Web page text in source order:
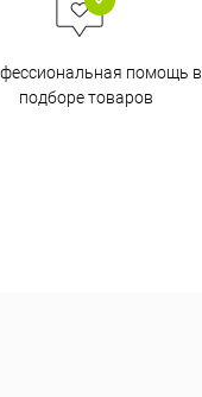
помощь в
подборе товаров